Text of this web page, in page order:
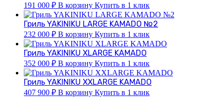
191 000 ₽ В корзину Купить в 1 клик
Гриль YAKINIKU LARGE KAMADO №2
232 000 ₽ В корзину Купить в 1 клик
Гриль YAKINIKU XLARGE KAMADO
352 000 ₽ В корзину Купить в 1 клик
Гриль YAKINIKU XXLARGE KAMADO
407 900 ₽ В корзину Купить в 1 клик